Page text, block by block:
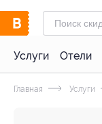
Услуги Отели
Главная Услуги